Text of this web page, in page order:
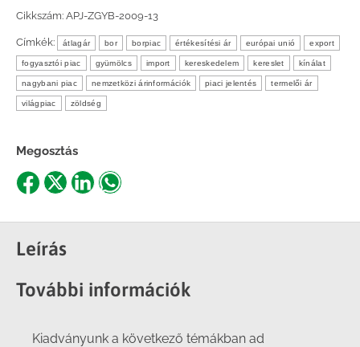
Cikkszám: APJ-ZGYB-2009-13
Címkék: átlagár bor borpiac értékesítési ár európai unió export
fogyasztói piac gyümölcs import kereskedelem kereslet kínálat
nagybani piac nemzetközi árinformációk piaci jelentés termelői ár
világpiac zöldség
Megosztás
Share
Facebook
Share
X
ShareShare
Leírás
További információk
Kiadványunk a következő témákban ad